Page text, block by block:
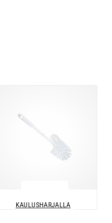
KAULUSHARJALLA